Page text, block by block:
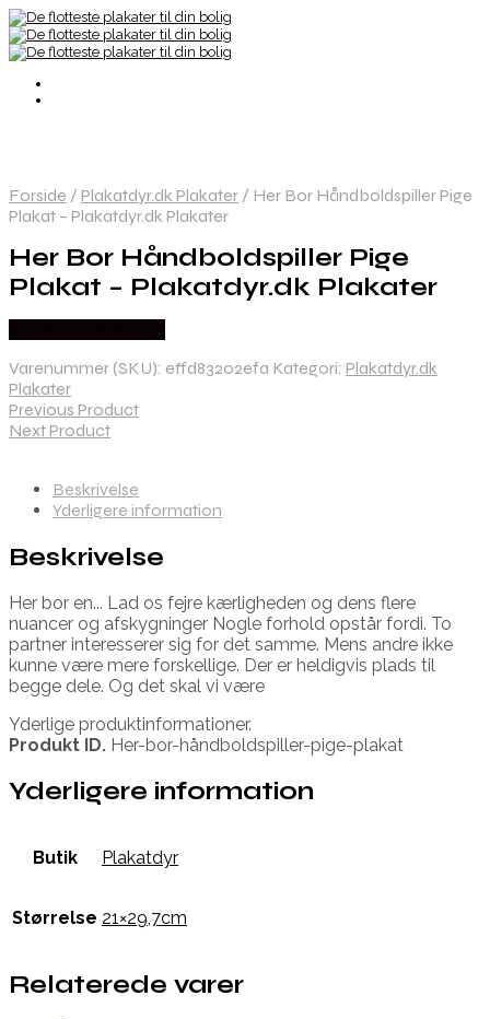
Forside / Plakatdyr.dk Plakater / Her Bor Håndboldspiller Pige
Plakat – Plakatdyr.dk Plakater
Her Bor Håndboldspiller Pige
Plakat – Plakatdyr.dk Plakater
Varenummer (SKU): effd83202efa Kategori: Plakatdyr.dk
Plakater
Previous Product
Next Product
Beskrivelse
Yderligere information
Beskrivelse
Her bor en... Lad os fejre kærligheden og dens flere
nuancer og afskygninger Nogle forhold opstår fordi. To
partner interesserer sig for det samme. Mens andre ikke
kunne være mere forskellige. Der er heldigvis plads til
begge dele. Og det skal vi være
Yderlige produktinformationer.
Produkt ID. Her-bor-håndboldspiller-pige-plakat
Yderligere information
Butik Plakatdyr
Størrelse 21×29,7cm
Relaterede varer